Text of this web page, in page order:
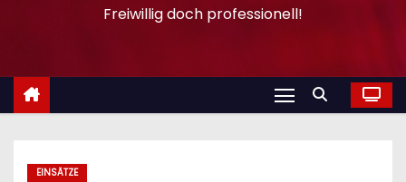
Freiwillig doch professionell!
EINSÄTZE